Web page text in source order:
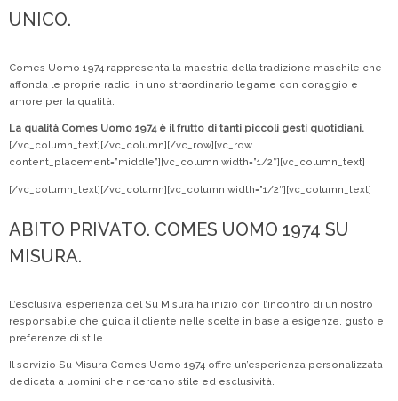
UNICO.
Comes Uomo 1974 rappresenta la maestria della tradizione maschile che
affonda le proprie radici in uno straordinario legame con coraggio e
amore per la qualità.
La qualità Comes Uomo 1974 è il frutto di tanti piccoli gesti quotidiani.
[/vc_column_text][/vc_column][/vc_row][vc_row
content_placement=”middle”][vc_column width=”1/2″][vc_column_text]
[/vc_column_text][/vc_column][vc_column width=”1/2″][vc_column_text]
ABITO PRIVATO. COMES UOMO 1974 SU
MISURA.
L’esclusiva esperienza del Su Misura ha inizio con l’incontro di un nostro
responsabile che guida il cliente nelle scelte in base a esigenze, gusto e
preferenze di stile.
Il servizio Su Misura Comes Uomo 1974 offre un’esperienza personalizzata
dedicata a uomini che ricercano stile ed esclusività.